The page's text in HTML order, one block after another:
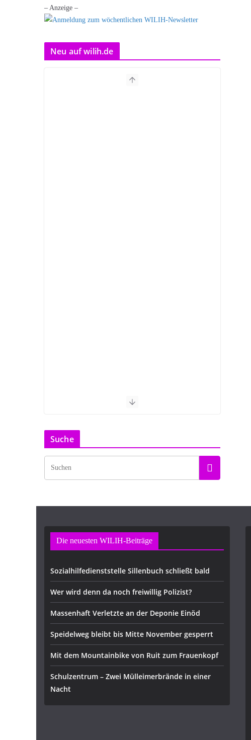
– Anzeige –
Neu auf wilih.de
Suche
Die neuesten WILIH-Beiträge
Sozialhilfedienststelle Sillenbuch schließt bald
Wer wird denn da noch freiwillig Polizist?
Massenhaft Verletzte an der Deponie Einöd
Speidelweg bleibt bis Mitte November gesperrt
Mit dem Mountainbike von Ruit zum Frauenkopf
Schulzentrum – Zwei Mülleimerbrände in einer
Nacht